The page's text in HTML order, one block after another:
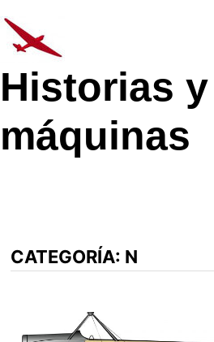
al
contenido
Historias y
máquinas
CATEGORÍA: N